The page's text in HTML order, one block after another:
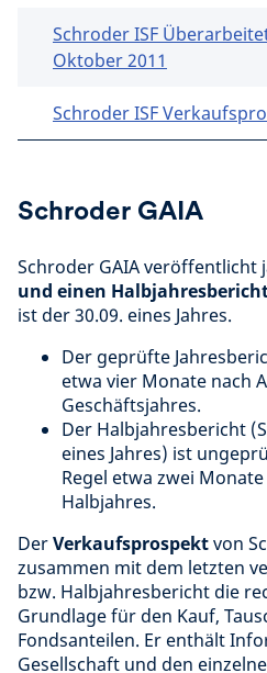
Schroder ISF
Oktober 2011
Schroder ISF
Schroder GAIA
Schroder GAIA veröffentlicht
und einen
ist der 30.09. eines Jahres.
Der geprüfte
etwa vier Monate nach
Geschäftsjahres.
Der Halbjahresbericht
eines Jahres) ist
Regel etwa zwei
Halbjahres.
DerVerkaufsprospektvon
zusammen mit dem letzten
bzw. Halbjahresbericht die
Grundlage für den Kauf,
Fondsanteilen. Er enthält
Gesellschaft und den